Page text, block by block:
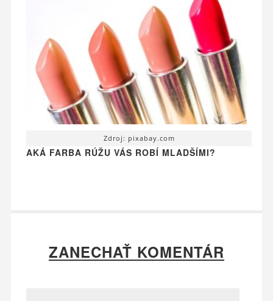
Zdroj: pixabay.com
AKÁ FARBA RÚŽU VÁS ROBÍ MLADŠÍMI?
ZANECHAŤ KOMENTÁR